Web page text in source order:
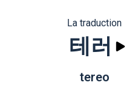
La traduction
테러
tereo